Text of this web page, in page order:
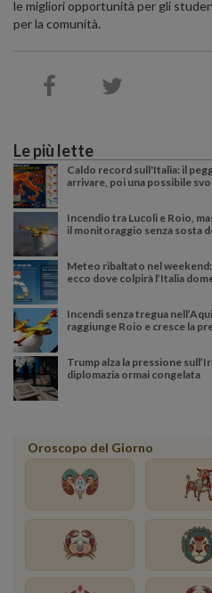
le migliori opportunità per gli
per la comunità.
Le più lette
Caldo record sull'Italia: il
arrivare, poi una possibile
Incendio tra Lucoli e Roio,
il monitoraggio senza sosta
Meteo ribaltato nel
ecco dove colpirà l’Italia
Incendi senza tregua
raggiunge Roio e cresce la
Trump alza la pressione
diplomazia ormai congelata
Oroscopo del Giorno